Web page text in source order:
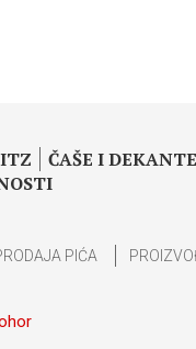
ČAŠE I
PIĆA